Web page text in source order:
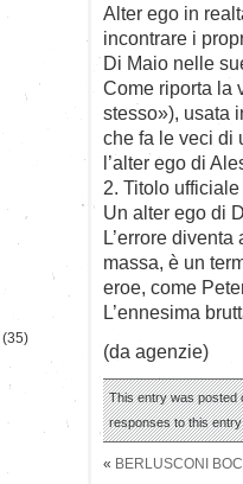
Alter ego in
incontrare i
Di Maio nelle
Come riporta la
stesso»), usata
che fa le veci di
l’alter ego di
2. Titolo
Un alter ego di
L’errore
massa, è un
eroe, come
L’ennesima
(da agenzie)
This entry was posted
responses to this
« BERLUSCONI
(35)